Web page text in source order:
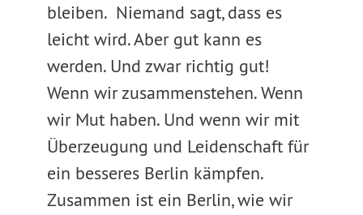
bleiben. Niemand sagt, dass es
leicht wird. Aber gut kann es
werden. Und zwar richtig gut!
Wenn wir zusammenstehen. Wenn
wir Mut haben. Und wenn wir mit
Überzeugung und Leidenschaft für
ein besseres Berlin kämpfen.
Zusammen ist ein Berlin, wie wir